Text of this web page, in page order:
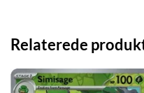
Relaterede